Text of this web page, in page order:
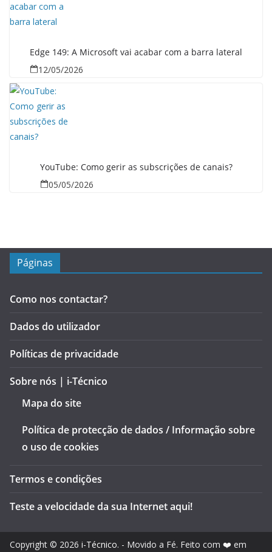
Edge 149: A Microsoft vai acabar com a barra lateral
12/05/2026
YouTube: Como gerir as subscrições de canais?
05/05/2026
Páginas
Como nos contactar?
Dados do utilizador
Políticas de privacidade
Sobre nós | i-Técnico
Mapa do site
Política de protecção de dados / Informação sobre
o uso de cookies
Termos e condições
Teste a velocidade da sua Internet aqui!
Copyright © 2026 i-Técnico. - Movido a Fé. Feito com ❤️ em